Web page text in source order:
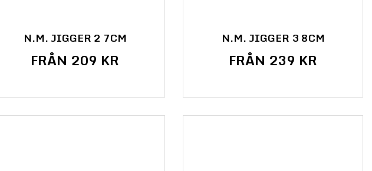
N.M. JIGGER 2 7CM
FRÅN 209 KR
N.M. JIGGER 3 8CM
FRÅN 239 KR